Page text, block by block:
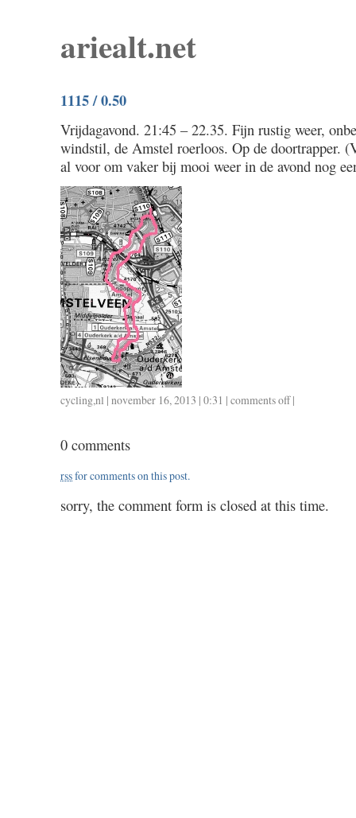
ariealt.net
1115 / 0.50
Vrijdagavond. 21:45 – 22.35. Fijn rustig weer,
windstil, de Amstel roerloos. Op de doortrapper.
al voor om vaker bij mooi weer in de avond nog
cycling,nl | november 16, 2013 | 0:31 | comments offon
|
0 comments
rssfor comments on this post.
sorry, the comment form is closed at this time.